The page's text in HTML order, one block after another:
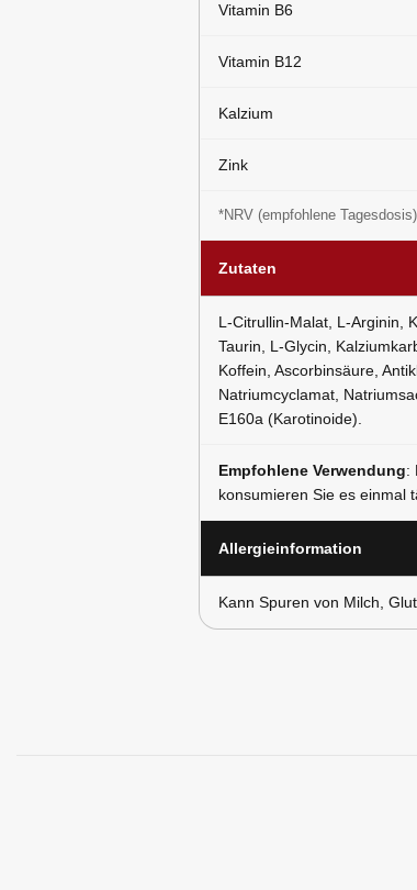
Vitamin B6
Vitamin B12
Kalzium
Zink
*NRV (empfohlene Tagesdosis)
Zutaten
L-Citrullin-Malat, L-Arginin,
Taurin, L-Glycin,
Koffein, Ascorbinsäure,
Natriumcyclamat,
E160a (Karotinoide).
Empfohlene Verwendung:
konsumieren Sie es einmal
Allergieinformation
Kann Spuren von Milch,